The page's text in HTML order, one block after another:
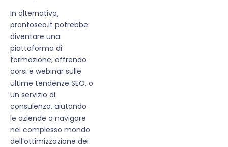
In alternativa,
prontoseo.it potrebbe
diventare una
piattaforma di
formazione, offrendo
corsi e webinar sulle
ultime tendenze SEO, o
un servizio di
consulenza, aiutando
le aziende a navigare
nel complesso mondo
dell’ottimizzazione dei